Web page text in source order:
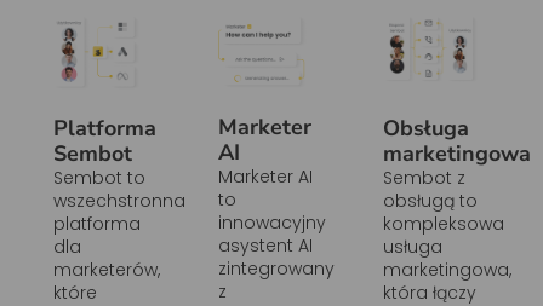
Platforma
Sembot
Sembot to
wszechstronna
platforma
dla
marketerów,
które
Marketer
AI
Marketer AI
to
innowacyjny
asystent AI
zintegrowany
z
Obsługa
marketingowa
Sembot z
obsługą to
kompleksowa
usługa
marketingowa,
która łączy